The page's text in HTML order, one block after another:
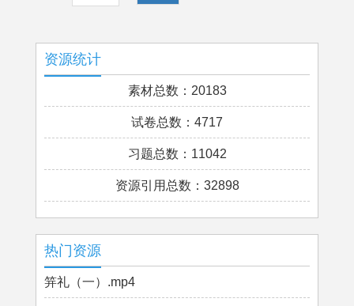
资源统计
素材总数：20183
试卷总数：4717
习题总数：11042
资源引用总数：32898
热门资源
笄礼（一）.mp4